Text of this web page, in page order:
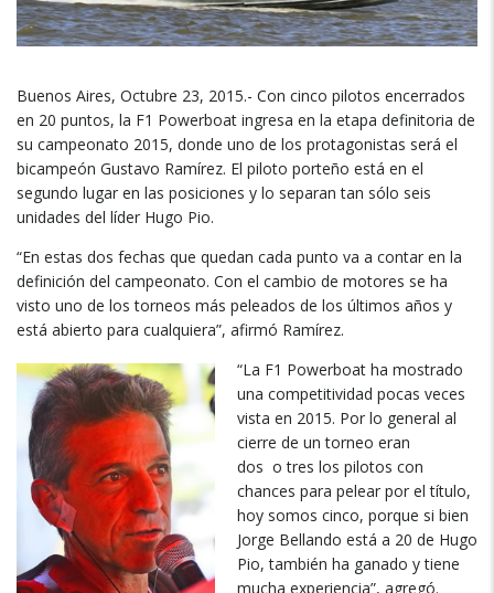
Buenos Aires, Octubre 23, 2015.- Con cinco pilotos encerrados
en 20 puntos, la F1 Powerboat ingresa en la etapa definitoria de
su campeonato 2015, donde uno de los protagonistas será el
bicampeón Gustavo Ramírez. El piloto porteño está en el
segundo lugar en las posiciones y lo separan tan sólo seis
unidades del líder Hugo Pio.
“En estas dos fechas que quedan cada punto va a contar en la
definición del campeonato. Con el cambio de motores se ha
visto uno de los torneos más peleados de los últimos años y
está abierto para cualquiera”, afirmó Ramírez.
“La F1 Powerboat ha mostrado
una competitividad pocas veces
vista en 2015. Por lo general al
cierre de un torneo eran
dos o tres los pilotos con
chances para pelear por el título,
hoy somos cinco, porque si bien
Jorge Bellando está a 20 de Hugo
Pio, también ha ganado y tiene
mucha experiencia”, agregó.